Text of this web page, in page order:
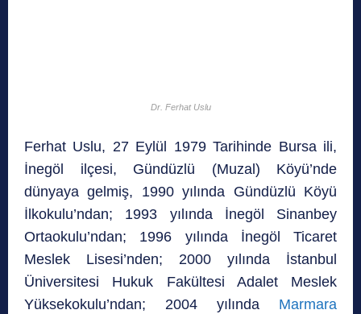
Dr. Ferhat Uslu
Ferhat Uslu, 27 Eylül 1979 Tarihinde Bursa ili,
İnegöl ilçesi, Gündüzlü (Muzal) Köyü’nde
dünyaya gelmiş, 1990 yılında Gündüzlü Köyü
İlkokulu’ndan; 1993 yılında İnegöl Sinanbey
Ortaokulu’ndan; 1996 yılında İnegöl Ticaret
Meslek Lisesi’nden; 2000 yılında İstanbul
Üniversitesi Hukuk Fakültesi Adalet Meslek
Yüksekokulu’ndan; 2004 yılında Marmara